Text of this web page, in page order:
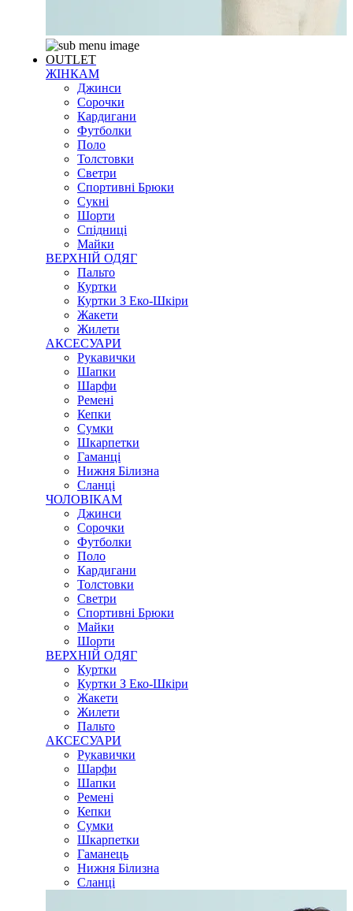
OUTLET
ЖІНКАМ
Джинси
Сорочки
Кардигани
Футболки
Поло
Толстовки
Светри
Спортивні Брюки
Сукні
Шорти
Спідниці
Майки
ВЕРХНІЙ ОДЯГ
Пальто
Куртки
Куртки З Еко-Шкіри
Жакети
Жилети
АКСЕСУАРИ
Рукавички
Шапки
Шарфи
Ремені
Кепки
Сумки
Шкарпетки
Гаманці
Нижня Білизна
Сланці
ЧОЛОВІКАМ
Джинси
Сорочки
Футболки
Поло
Кардигани
Толстовки
Светри
Спортивні Брюки
Майки
Шорти
ВЕРХНІЙ ОДЯГ
Куртки
Куртки З Еко-Шкіри
Жакети
Жилети
Пальто
АКСЕСУАРИ
Рукавички
Шарфи
Шапки
Ремені
Кепки
Сумки
Шкарпетки
Гаманець
Нижня Білизна
Сланці